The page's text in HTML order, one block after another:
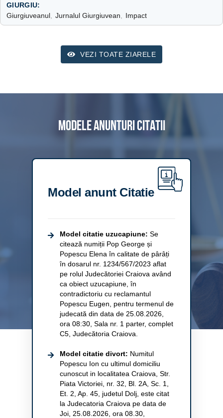
GIURGIU:
Giurgiuveanul
Jurnalul Giurgiuvean Impact
VEZI TOATE ZIARELE
Modele anunturi citatii
Model anunt Citatie
Model citatie uzucapiune: Se
citează numiții Pop George și
Popescu Elena în calitate de pârâți
în dosarul nr. 1234/567/2023 aflat
pe rolul Judecătoriei Craiova având
ca obiect uzucapiune, în
contradictoriu cu reclamantul
Popescu Eugen, pentru termenul de
judecată din data de 25.08.2026,
ora 08:30, Sala nr. 1 parter, complet
C5, Judecătoria Craiova.
Model citatie divort: Numitul
Popescu Ion cu ultimul domiciliu
cunoscut in localitatea Craiova, Str.
Piata Victoriei, nr. 32, Bl. 2A, Sc. 1,
Et. 2, Ap. 45, judetul Dolj, este citat
la Judecatoria Craiova pe data de
Joi, 25.08.2026, ora 08.30,